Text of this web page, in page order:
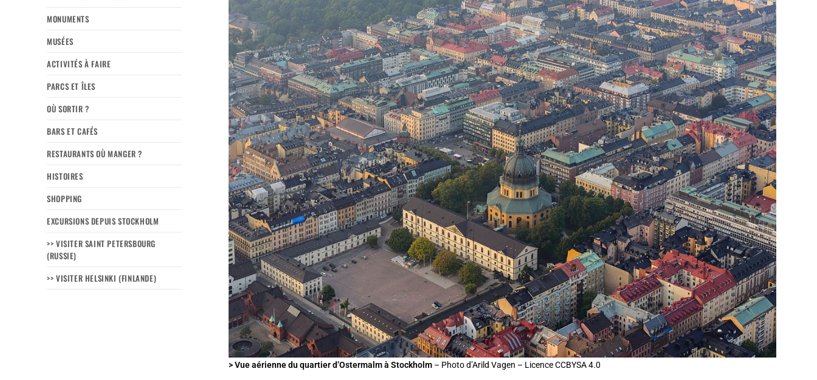
MONUMENTS
MUSÉES
ACTIVITÉS À FAIRE
PARCS ET ÎLES
OÙ SORTIR ?
BARS ET CAFÉS
RESTAURANTS OÙ MANGER ?
HISTOIRES
SHOPPING
EXCURSIONS DEPUIS STOCKHOLM
>> VISITER SAINT PETERSBOURG
(RUSSIE)
>> VISITER HELSINKI (FINLANDE)
> Vue aérienne du quartier d’Ostermalm à Stockholm – Photo d’Arild Vagen – Licence CCBYSA 4.0